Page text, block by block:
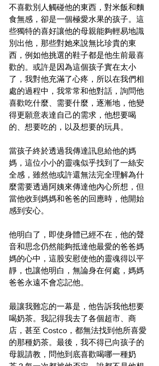
不喜歡別人觸碰他的東西，對米飯和麵
食無感，卻是一個極愛水果的孩子。這
些獨特的喜好讓他的母親能夠輕易地識
別出他，那些對她來說無比珍貴的東
西，例如他挑選的鞋子都是他生前最喜
歡的。或許是因為這個孩子實在太小
了，我對他充滿了心疼，所以在我們相
處的過程中，我常常和他對話，詢問他
喜歡吃什麼、需要什麼，逐漸地，他變
得更願意表達自己的需求，他想要喝
的、想要吃的，以及想要的玩具。
當孩子終於透過我傳達訊息給他的媽
媽，這位小小的靈魂似乎找到了一絲安
全感，雖然他或許還無法完全理解為什
麼需要透過阿姨來傳達他內心所想，但
當他收到媽媽和爸爸的回應時，他開始
感到安心。
他明白了，即使身體已經不在，他的聲
音和思念仍然能夠抵達他最愛的爸爸媽
媽的心中，這股安慰使他的靈魂得以平
靜，也讓他明白，無論身在何處，媽媽
爸爸永遠不會忘記他。
最讓我難忘的一幕是，他告訴我他想要
喝奶茶。我記得我去了各個超市、商
店，甚至 Costco，都無法找到他所喜愛
的那種奶茶。最後，我不得已向孩子的
母親請教，問他到底喜歡喝哪一種奶